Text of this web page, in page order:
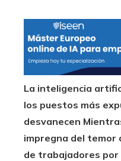
La inteligencia
los puestos más
desvanecen
impregna del temor
de trabajadores